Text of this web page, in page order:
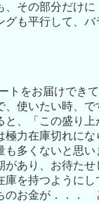
、その部分だけ
も平行して、
トをお届けでき
、使いたい時、で
、「この盛り
力在庫切れに
も多くないと思
があり、お待た
庫を持つようにし
のお金が．．．